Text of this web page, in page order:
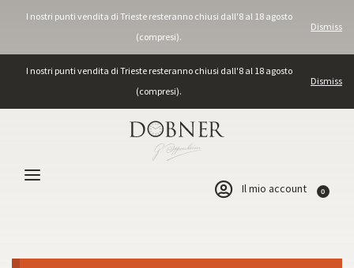
I nostri punti vendita di Trieste resteranno chiusi dall'8 al 18 agosto
(compresi).
Dismiss
I nostri punti vendita di Trieste resteranno chiusi dall'8 al 18 agosto
(compresi).
Dismiss
Il mio account 0